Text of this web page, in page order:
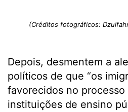
(Créditos fotográficos:
Depois, desmentem a
políticos de que “os
favorecidos no
instituições de ensino